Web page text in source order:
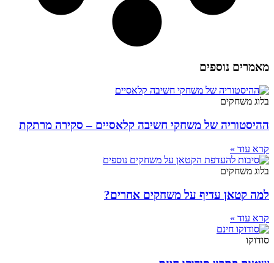
מאמרים נוספים
בלוג משחקים
ההיסטוריה של משחקי חשיבה קלאסיים – סקירה מרתקת
קרא עוד »
בלוג משחקים
למה קטאן עדיף על משחקים אחרים?
קרא עוד »
סודוקו